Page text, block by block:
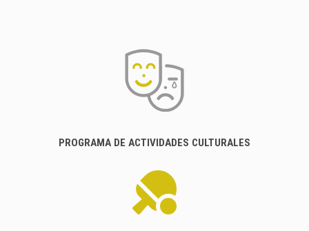
PROGRAMA DE ACTIVIDADES CULTURALES